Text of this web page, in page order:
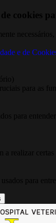
cookies
e de
para as
para
a realizar
para